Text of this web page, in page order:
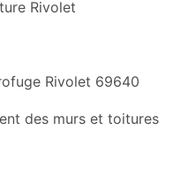
Rivolet
Rivolet 69640
des murs et toitures